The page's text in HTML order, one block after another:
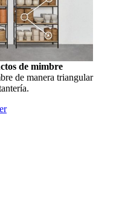
de mimbre
de manera triangular